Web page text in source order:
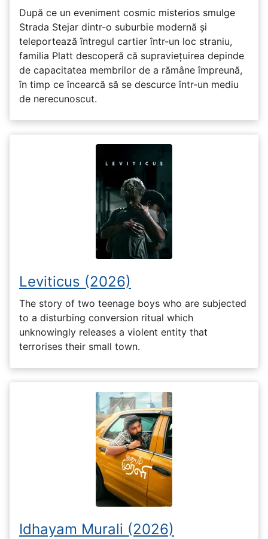
După ce un eveniment cosmic misterios smulge
Strada Stejar dintr-o suburbie modernă și
teleportează întregul cartier într-un loc straniu,
familia Platt descoperă că supraviețuirea depinde
de capacitatea membrilor de a rămâne împreună,
în timp ce încearcă să se descurce într-un mediu
de nerecunoscut.
Leviticus (2026)
The story of two teenage boys who are subjected
to a disturbing conversion ritual which
unknowingly releases a violent entity that
terrorises their small town.
Idhayam Murali (2026)